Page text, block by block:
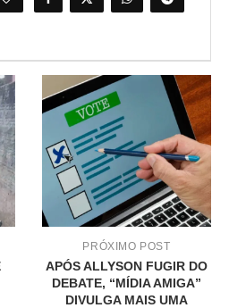
PRÓXIMO POST
APÓS ALLYSON FUGIR DO
DEBATE, “MÍDIA AMIGA”
DIVULGA MAIS UMA